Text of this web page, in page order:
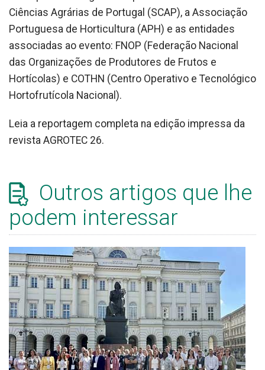
Ciências Agrárias de Portugal (SCAP), a Associação
Portuguesa de Horticultura (APH) e as entidades
associadas ao evento: FNOP (Federação Nacional
das Organizações de Produtores de Frutos e
Hortícolas) e COTHN (Centro Operativo e Tecnológico
Hortofrutícola Nacional).
Leia a reportagem completa na edição impressa da
revista AGROTEC 26.
Outros artigos que lhe
podem interessar